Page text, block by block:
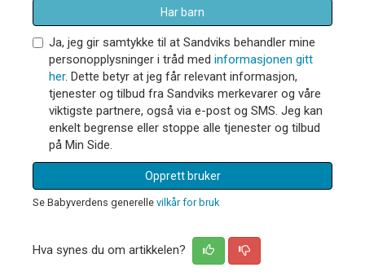
Har barn
Ja, jeg gir samtykke til at Sandviks behandler mine
personopplysninger i tråd med informasjonen gitt
her. Dette betyr at jeg får relevant informasjon,
tjenester og tilbud fra Sandviks merkevarer og våre
viktigste partnere, også via e-post og SMS. Jeg kan
enkelt begrense eller stoppe alle tjenester og tilbud
på Min Side.
Opprett bruker
Se Babyverdens generelle vilkår for bruk
Hva synes du om artikkelen?